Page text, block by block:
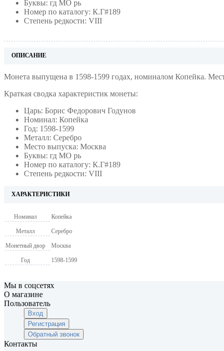
Буквы: гд МО рь
Номер по каталогу: К.Г#189
Степень редкости: VIII
ОПИСАНИЕ
Монета выпущена в 1598-1599 годах, номиналом Копейка.
Краткая сводка характеристик монеты:
Царь: Борис Федорович Годунов
Номинал: Копейка
Год: 1598-1599
Металл: Серебро
Место выпуска: Москва
Буквы: гд МО рь
Номер по каталогу: К.Г#189
Степень редкости: VIII
ХАРАКТЕРИСТИКИ
Номинал Копейка
Металл Серебро
Монетный двор Москва
Год 1598-1599
Мы в соцсетях
О магазине
Пользователь
Вход
Регистрация
Обратный звонок
Контакты